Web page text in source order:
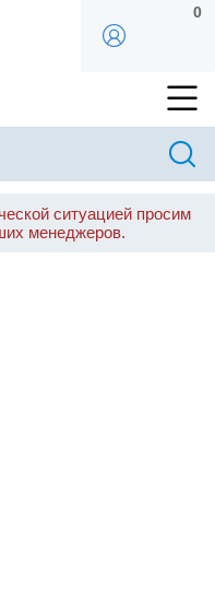
0
ситуацией просим
менеджеров.